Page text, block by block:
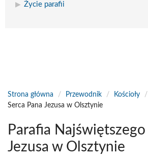
Życie parafii
Strona główna / Przewodnik / Kościoły /
Serca Pana Jezusa w Olsztynie
Parafia Najświętszego
Jezusa w Olsztynie